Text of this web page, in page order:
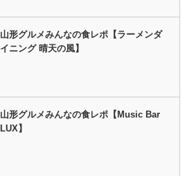
山形グルメみんなの食レポ【ラーメンダ
イニング 晴天の風】
山形グルメみんなの食レポ【Music Bar
LUX】